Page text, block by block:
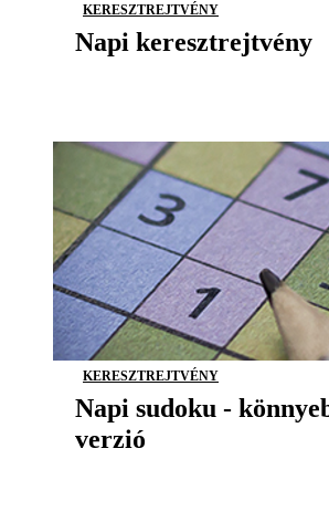
KERESZTREJTVÉNY
Napi keresztrejtvény
KERESZTREJTVÉNY
Napi sudoku -
verzió